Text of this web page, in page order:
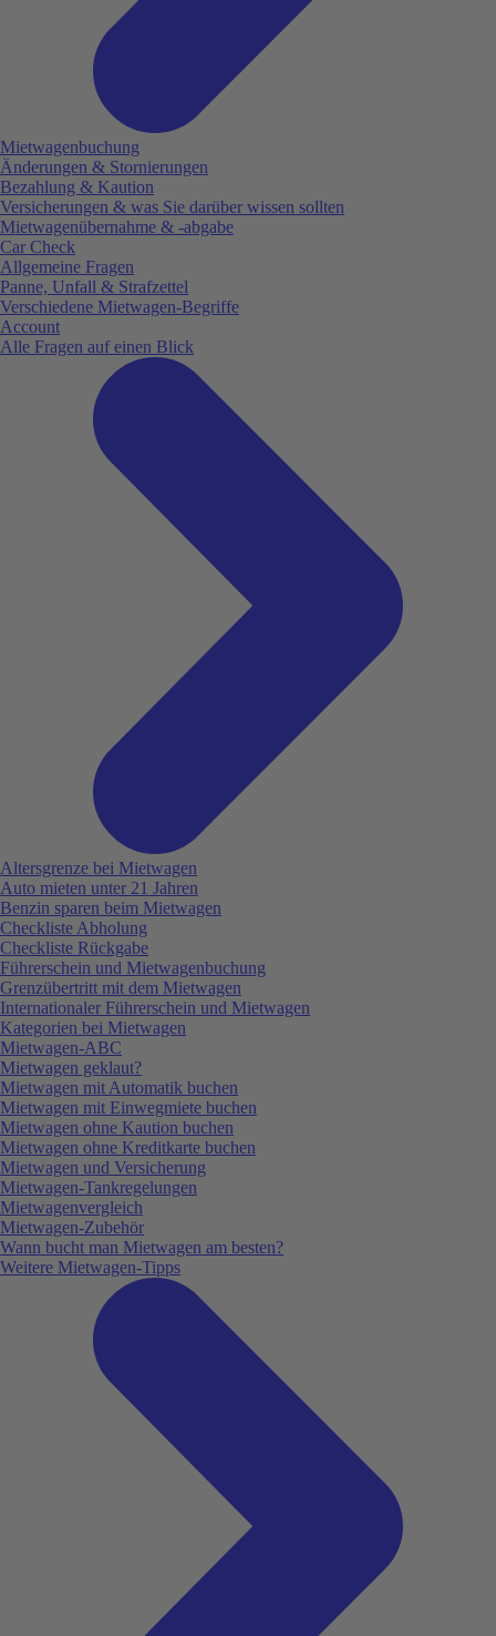
Mietwagenbuchung
Änderungen & Stornierungen
Bezahlung & Kaution
Versicherungen & was Sie darüber wissen sollten
Mietwagenübernahme & -abgabe
Car Check
Allgemeine Fragen
Panne, Unfall & Strafzettel
Verschiedene Mietwagen-Begriffe
Account
Alle Fragen auf einen Blick
Altersgrenze bei Mietwagen
Auto mieten unter 21 Jahren
Benzin sparen beim Mietwagen
Checkliste Abholung
Checkliste Rückgabe
Führerschein und Mietwagenbuchung
Grenzübertritt mit dem Mietwagen
Internationaler Führerschein und Mietwagen
Kategorien bei Mietwagen
Mietwagen-ABC
Mietwagen geklaut?
Mietwagen mit Automatik buchen
Mietwagen mit Einwegmiete buchen
Mietwagen ohne Kaution buchen
Mietwagen ohne Kreditkarte buchen
Mietwagen und Versicherung
Mietwagen-Tankregelungen
Mietwagenvergleich
Mietwagen-Zubehör
Wann bucht man Mietwagen am besten?
Weitere Mietwagen-Tipps